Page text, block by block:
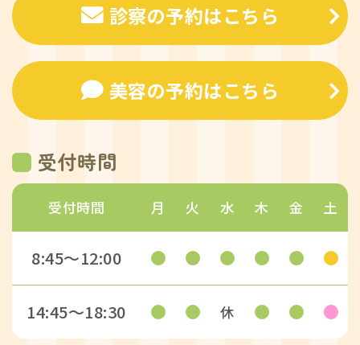
診察の予約はこちら
美容の予約はこちら
受付時間
受付時間 月 火 水 木 金 土
8:45〜12:00
14:45〜18:30 休